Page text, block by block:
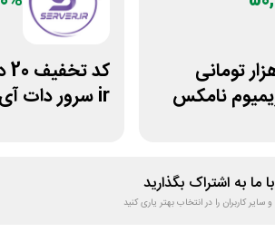
تخفیف 50 هزار تومانی
نامکس
ir سرور دات آی آر
ما به اشتراک بگذارید
کاربران را در انتخاب بهتر یاری کنید